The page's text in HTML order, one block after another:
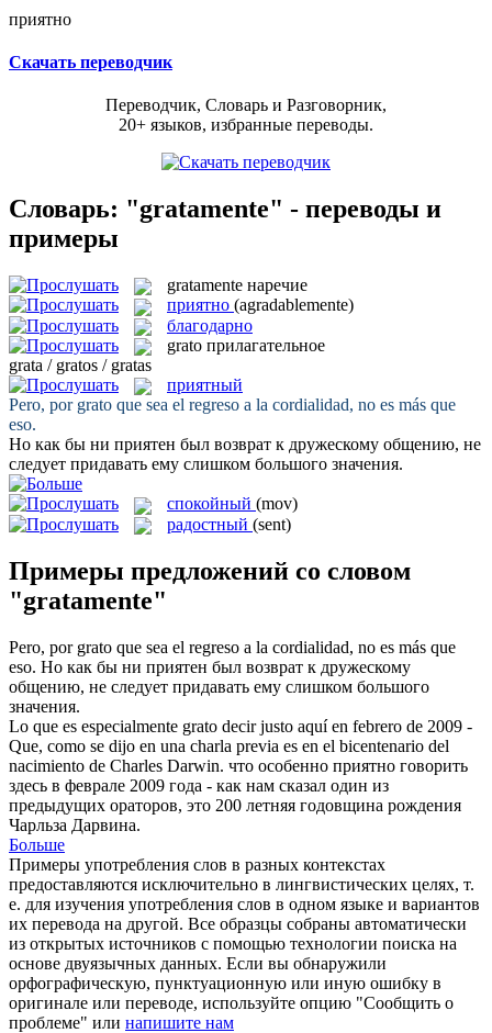
приятно
Скачать переводчик
Переводчик, Словарь и Разговорник,
20+ языков, избранные переводы.
Словарь: "gratamente" - переводы и
примеры
gratamente наречие
приятно (agradablemente)
благодарно
grato прилагательное
grata / gratos / gratas
приятный
Pero, por grato que sea el regreso a la cordialidad, no es más que
eso.
Но как бы ни приятен был возврат к дружескому общению, не
следует придавать ему слишком большого значения.
спокойный (mov)
радостный (sent)
Примеры предложений со словом
"gratamente"
Pero, por grato que sea el regreso a la cordialidad, no es más que
eso. Но как бы ни приятен был возврат к дружескому
общению, не следует придавать ему слишком большого
значения.
Lo que es especialmente grato decir justo aquí en febrero de 2009 -
Que, como se dijo en una charla previa es en el bicentenario del
nacimiento de Charles Darwin. что особенно приятно говорить
здесь в феврале 2009 года - как нам сказал один из
предыдущих ораторов, это 200 летняя годовщина рождения
Чарльза Дарвина.
Больше
Примеры употребления слов в разных контекстах
предоставляются исключительно в лингвистических целях, т.
е. для изучения употребления слов в одном языке и вариантов
их перевода на другой. Все образцы собраны автоматически
из открытых источников с помощью технологии поиска на
основе двуязычных данных. Если вы обнаружили
орфографическую, пунктуационную или иную ошибку в
оригинале или переводе, используйте опцию "Сообщить о
проблеме" или напишите нам